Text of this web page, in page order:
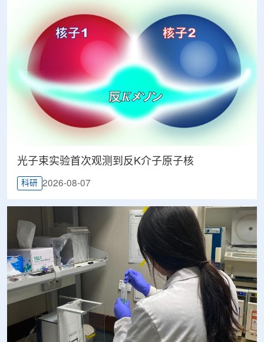
光子束实验首次观测到反K介子原子核
科研 2026-08-07